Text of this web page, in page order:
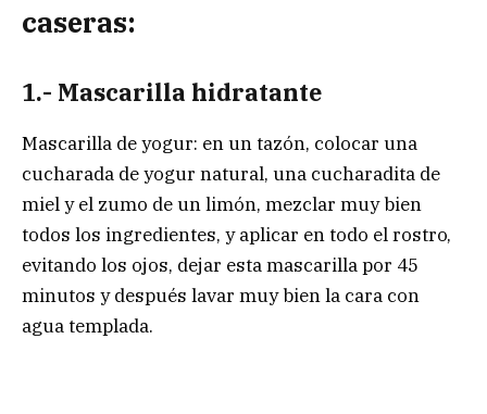
caseras:
1.- Mascarilla hidratante
Mascarilla de yogur: en un tazón, colocar una
cucharada de yogur natural, una cucharadita de
miel y el zumo de un limón, mezclar muy bien
todos los ingredientes, y aplicar en todo el rostro,
evitando los ojos, dejar esta mascarilla por 45
minutos y después lavar muy bien la cara con
agua templada.